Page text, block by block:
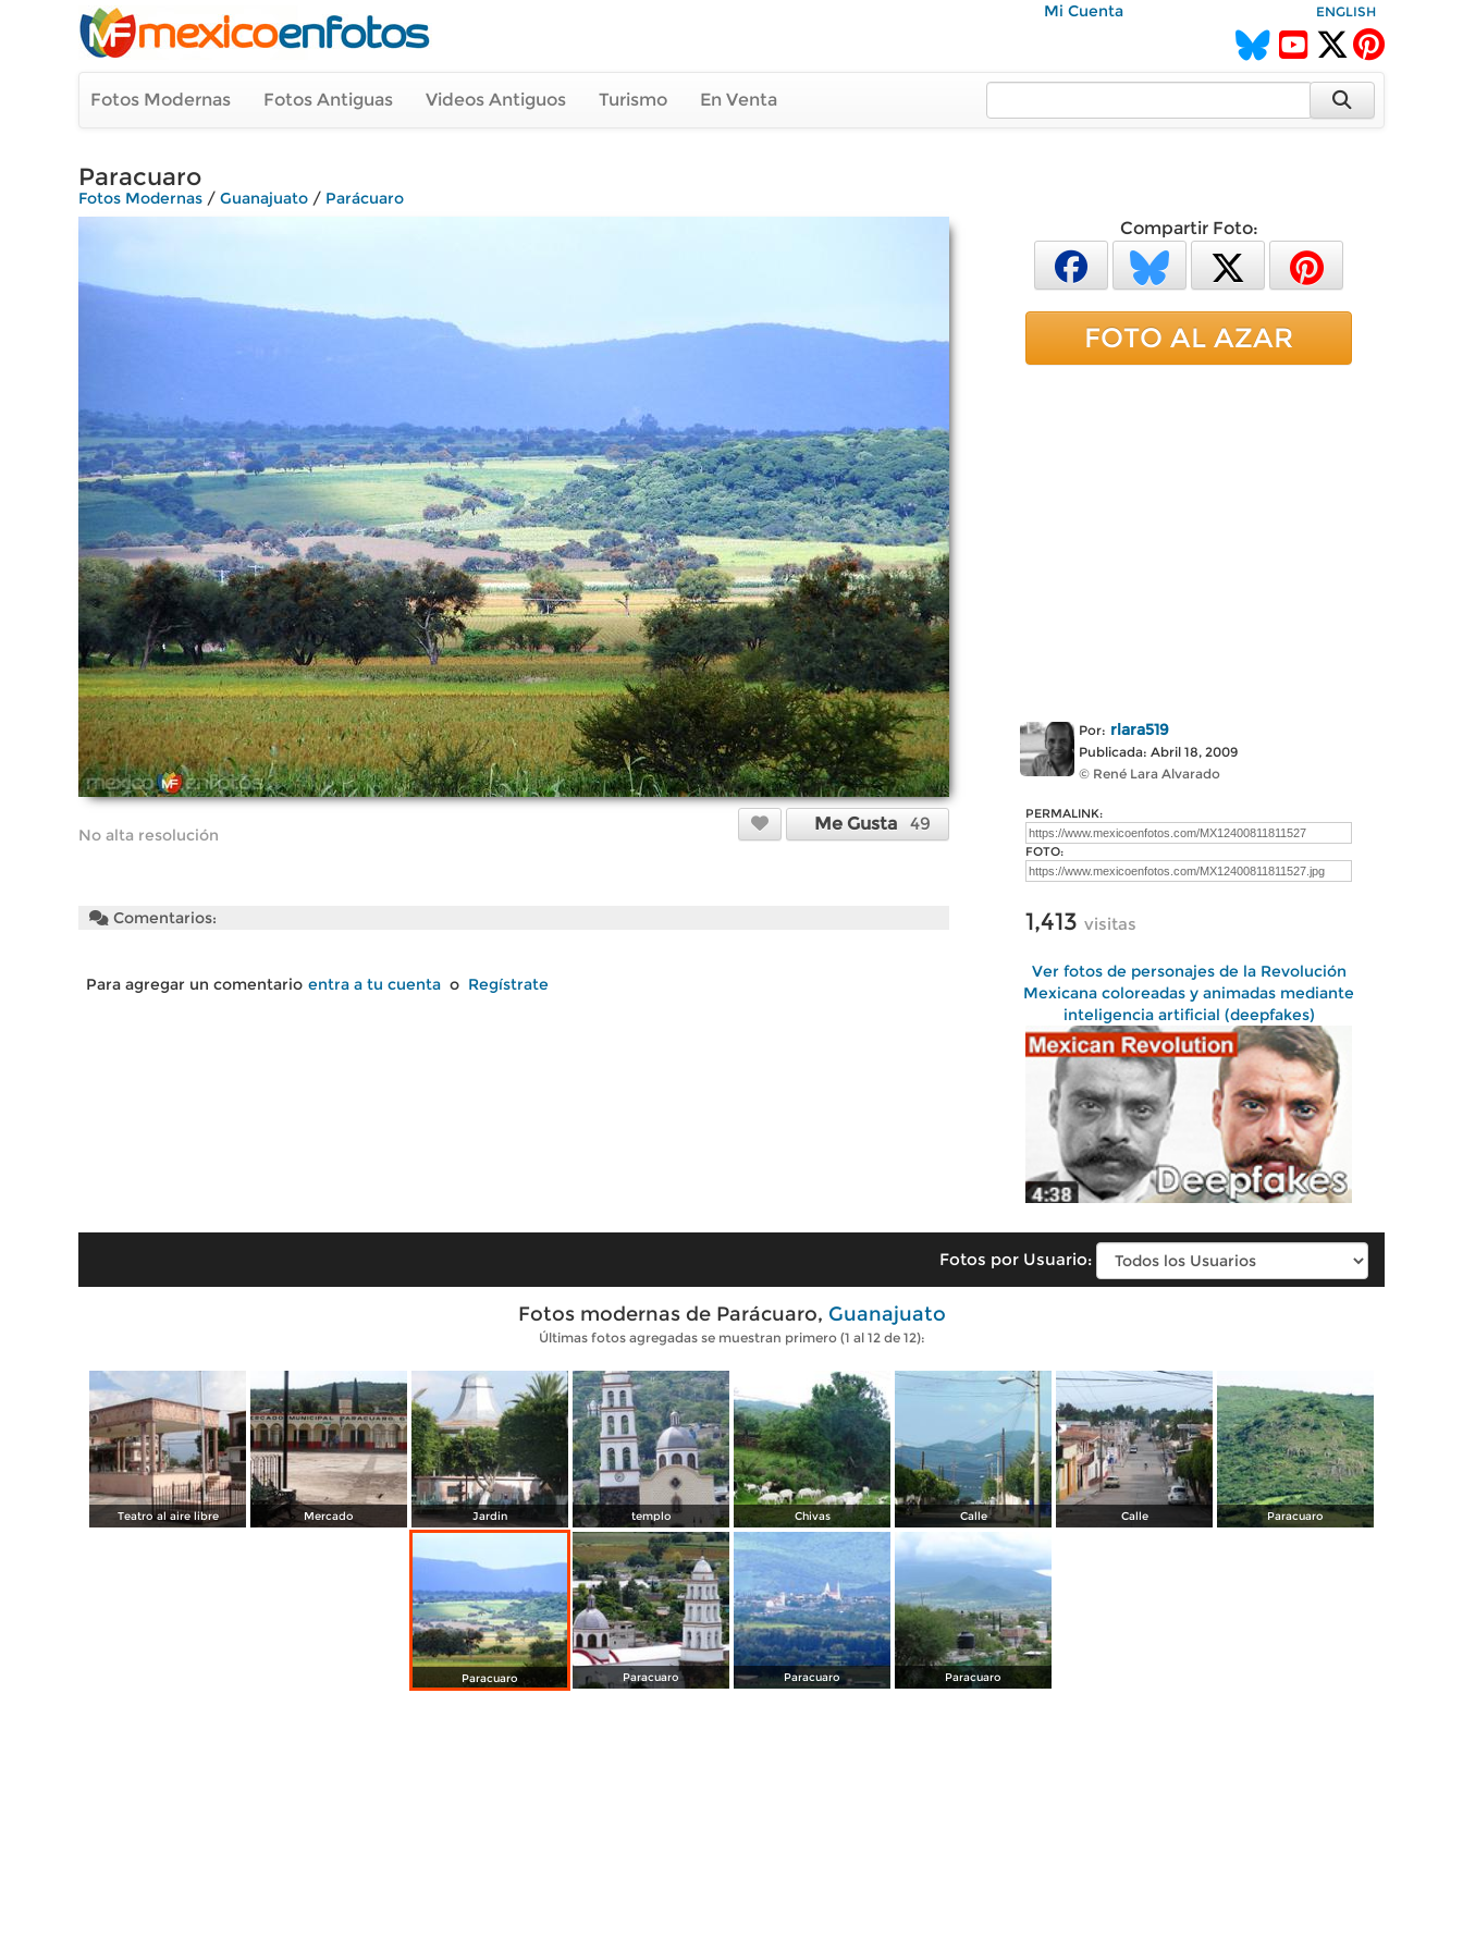
Mi Cuenta ENGLISH
Fotos Modernas Fotos Antiguas Videos Antiguos Turismo En Venta
Paracuaro
Fotos Modernas / Guanajuato / Parácuaro
No alta resolución
Me Gusta 49
Comentarios:
Para agregar un comentario entra a tu cuenta o Regístrate
Compartir Foto:
FOTO AL AZAR
Por: rlara519
Publicada: Abril 18, 2009
© René Lara Alvarado
PERMALINK:
FOTO:
1,413 visitas
Ver fotos de personajes de la Revolución
Mexicana coloreadas y animadas mediante
inteligencia artificial (deepfakes)
Fotos por Usuario:
Fotos modernas de Parácuaro, Guanajuato
Últimas fotos agregadas se muestran primero (1 al 12 de 12):
Teatro al aire libre Mercado Jardin templo Chivas Calle Calle Paracuaro
Paracuaro Paracuaro Paracuaro Paracuaro